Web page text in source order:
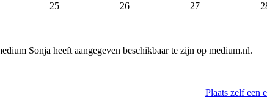
25 26 27
Sonja heeft aangegeven beschikbaar te zijn op medium.nl.
Plaats zelf een